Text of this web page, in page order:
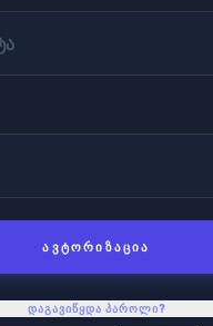
ᲐᲕᲢᲝᲠᲘᲖᲐᲪᲘᲐ
ᲓᲐᲒᲐᲕᲘᲬᲧᲓᲐ ᲞᲐᲠᲝᲚᲘ?